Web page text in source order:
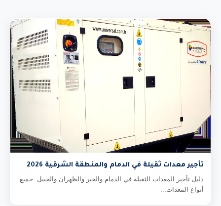
تأجير معدات ثقيلة في الدمام والمنطقة الشرقية 2026
دليل تأجير المعدات الثقيلة في الدمام والخبر والظهران والجبيل. جميع
أنواع المعدات...